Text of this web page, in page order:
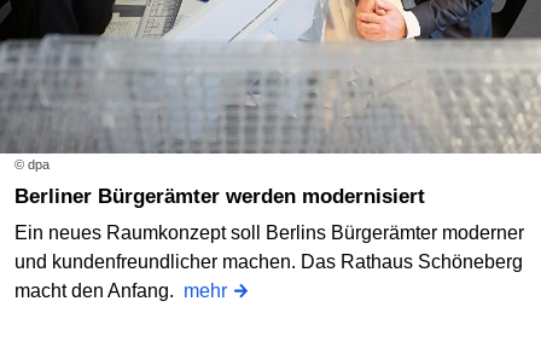
© dpa
Berliner Bürgerämter werden modernisiert
Ein neues Raumkonzept soll Berlins Bürgerämter moderner
und kundenfreundlicher machen. Das Rathaus Schöneberg
macht den Anfang. mehr